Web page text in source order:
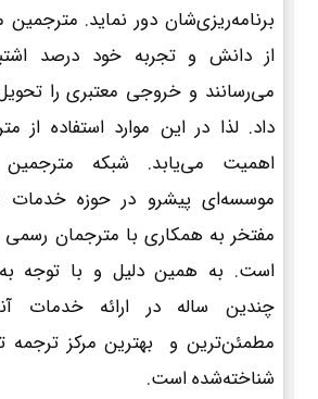
برنامه‌ریزی‌شان دور نماید. مترجمین
از دانش و تجربه خود درصد
می‌رسانند و خروجی معتبری را
داد. لذا در این موارد استفاده از
اهمیت می‌یابد. شبکه مترجمین
موسسه‌ای پیشرو در حوزه
مفتخر به همکاری با مترجمان رسمی
است. به همین دلیل و با توجه
چندین ساله در ارائه خدمات
مطمئن‌ترین و بهترین مرکز
شناخته‌شده است.